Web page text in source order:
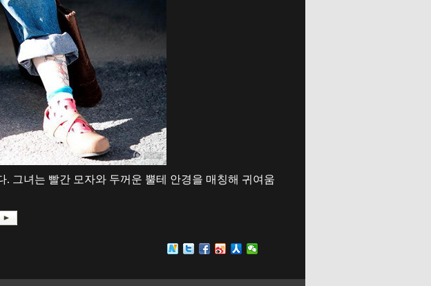
그녀는 빨간 모자와 두꺼운 뿔테 안경을 매칭해 귀여움